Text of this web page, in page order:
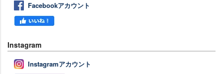
Facebookアカウント
Instagram
Instagramアカウント